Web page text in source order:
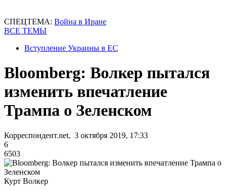
СПЕЦТЕМА: Война в Иране
ВСЕ ТЕМЫ
Вступление Украины в ЕС
Bloomberg: Волкер пытался
изменить впечатление
Трампа о Зеленском
Корреспондент.net, 3 октября 2019, 17:33
6
6503
Курт Волкер